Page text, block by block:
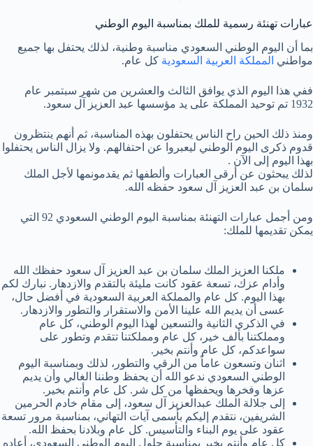
عبارات تهنئة رسمية للملك بمناسبة اليوم الوطني
بما أن اليوم الوطني السعودي مناسبة وطنية، لذلك يحتفل بها جميع
مواطني المملكة العربية السعودية كل عام.
ففي هذا اليوم الذي يوافق الثالث والعشرين من شهر سبتمبر عام
1932 تم توحيد المملكة على يد مؤسسها عبد العزيز آل سعود.
ومنذ ذلك الحين راح الناس يحتفلون بهذه المناسبة، ثم أنهم ينتظرون
قدوم ذكرى اليوم الوطني ليعبروا عن احتفالهم. ولا يزال الناس يحتفلوا
بهذا اليوم إلى الآن .
لذلك يبحثون عن أرقى العبارات وألطفها ثم يقدمونمها لأجل الملك
سلمان بن عبد العزيز آل سعود حفظه الله.
ومن أجمل عبارات التهنئة بمناسبة اليوم الوطني السعودي 92 التي
يمكن تقديمها للملك:
ملكنا العزيز الملك سلمان بن عبد العزيز آل سعود حفظك الله
وأدام عزك، تسعة عقود كانت مليئة بالتقدم والازدهار. نبارك لكم
بهذا اليوم. كل عام والمملكة العربية السعودية في أفضل حال،
عسى أن يديم الله علينا الأمن والاستقرار والتطور والازدهار.
في الذكرى الثانية والتسعين لهذا اليوم الوطني، كل عام
ومملكتنا بألف خير، كل عام ومملكتنا تتقدم وتطور على
سواعدكم، كل عام وأنتم بخير.
اثنان وتسعون عاماً من الرقي والتطور، لذلك وبمناسبة اليوم
الوطني السعودي ندعو الله أن يحفظ وطننا الغالي وأن يديم
عزها وفخرها ويحفظها من كل شر. كل عام وأنتم بخير.
إلى جلالة الملك عبدالعزيز آل سعود، إلى مقام خادم الحرمين
الشريفين، نتقدم إليكم بأسمى آيات التهاني، بمناسبة مرور تسعة
عقود على يوم البناء والتأسيس. كل عام وبلادنا بحفظ الله.
كل عام وأنتم بخير بمناسبة حلول اليوم الوطني السعودي، أعاده